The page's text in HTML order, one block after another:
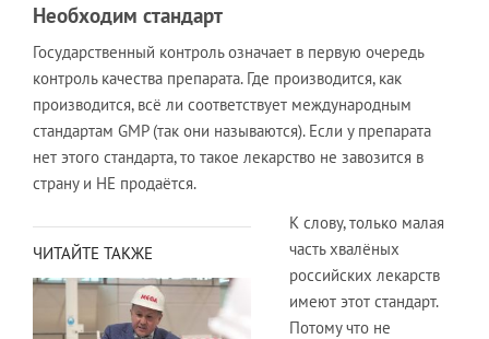
Необходим стандарт
Государственный контроль означает в первую очередь
контроль качества препарата. Где производится, как
производится, всё ли соответствует международным
стандартам GMP (так они называются). Если у препарата
нет этого стандарта, то такое лекарство не завозится в
страну и НЕ продаётся.
ЧИТАЙТЕ ТАКЖЕ
К слову, только малая
часть хвалёных
российских лекарств
имеют этот стандарт.
Потому что не